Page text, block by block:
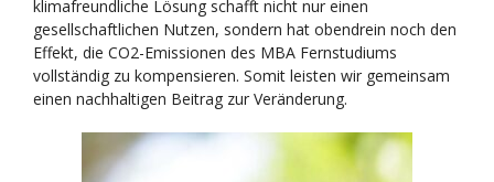
klimafreundliche Lösung schafft nicht nur einen
gesellschaftlichen Nutzen, sondern hat obendrein noch den
Effekt, die CO2-Emissionen des MBA Fernstudiums
vollständig zu kompensieren. Somit leisten wir gemeinsam
einen nachhaltigen Beitrag zur Veränderung.